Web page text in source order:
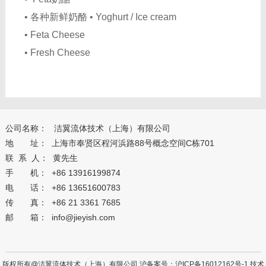
• 各种新鲜奶酪 • Yoghurt / Ice cream
• Feta Cheese
• Fresh Cheese
公司名称： 洁翼流体技术（上海）有限公司
地 址： 上海市奉贤区程河浜路88号概念空间C栋701
联 系 人： 黄先生
手 机： +86 13916199874
电 话： +86 13651600783
传 真： +86 21 3361 7685
邮 箱： info@jieyish.com
版权所有@洁翼流体技术（上海）有限公司 沪备案号： 沪ICP备16012162号-1 技术